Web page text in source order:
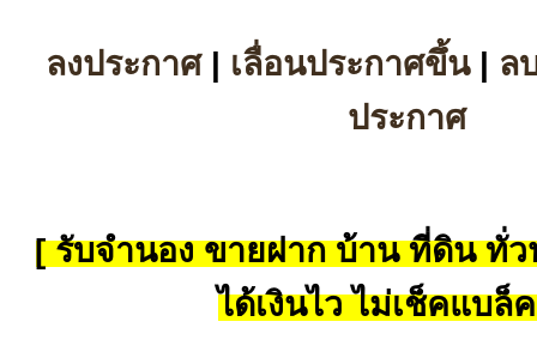
ลงประกาศ| เลื่อนประกาศขึ้น| ล
ประกาศ
[ รับจำนอง ขายฝาก บ้าน ที่ดิน ทั่ว
ได้เงินไว ไม่เช็คแบล็